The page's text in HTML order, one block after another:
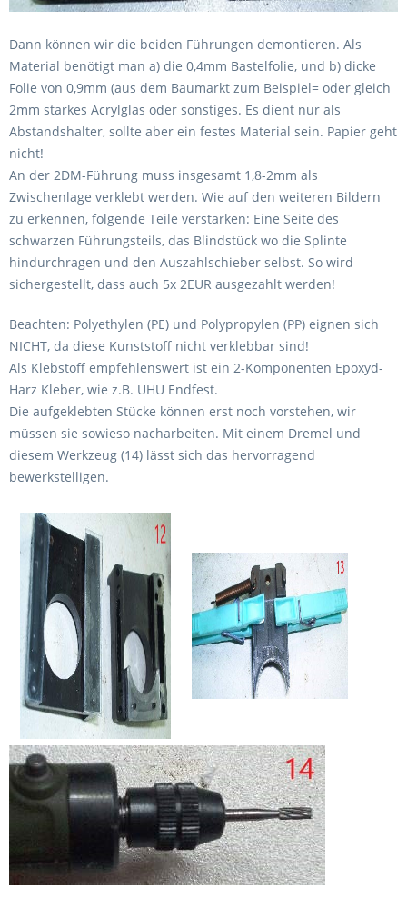
Dann können wir die beiden Führungen demontieren. Als
Material benötigt man a) die 0,4mm Bastelfolie, und b) dicke
Folie von 0,9mm (aus dem Baumarkt zum Beispiel= oder gleich
2mm starkes Acrylglas oder sonstiges. Es dient nur als
Abstandshalter, sollte aber ein festes Material sein. Papier geht
nicht!
An der 2DM-Führung muss insgesamt 1,8-2mm als
Zwischenlage verklebt werden. Wie auf den weiteren Bildern
zu erkennen, folgende Teile verstärken: Eine Seite des
schwarzen Führungsteils, das Blindstück wo die Splinte
hindurchragen und den Auszahlschieber selbst. So wird
sichergestellt, dass auch 5x 2EUR ausgezahlt werden!
Beachten: Polyethylen (PE) und Polypropylen (PP) eignen sich
NICHT, da diese Kunststoff nicht verklebbar sind!
Als Klebstoff empfehlenswert ist ein 2-Komponenten Epoxyd-
Harz Kleber, wie z.B. UHU Endfest.
Die aufgeklebten Stücke können erst noch vorstehen, wir
müssen sie sowieso nacharbeiten. Mit einem Dremel und
diesem Werkzeug (14) lässt sich das hervorragend
bewerkstelligen.